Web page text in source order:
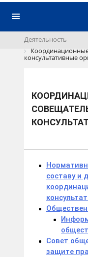
Деятельность
консультативные
составу и
Cовет
защите